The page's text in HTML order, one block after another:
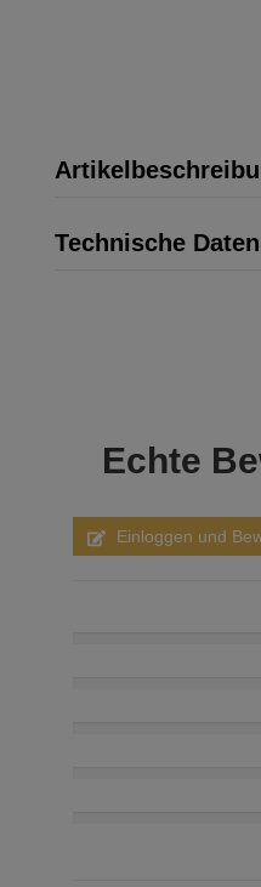
Technische Daten
Echte
Einloggen und